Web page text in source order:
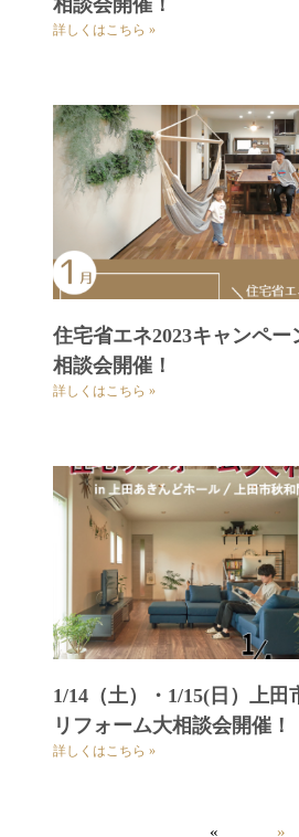
詳しくはこちら »
住宅省エネ2023キャンペ
相談会開催！
詳しくはこちら »
1/14（土）・1/15(日）上田
リフォーム大相談会開催！
詳しくはこちら »
« »